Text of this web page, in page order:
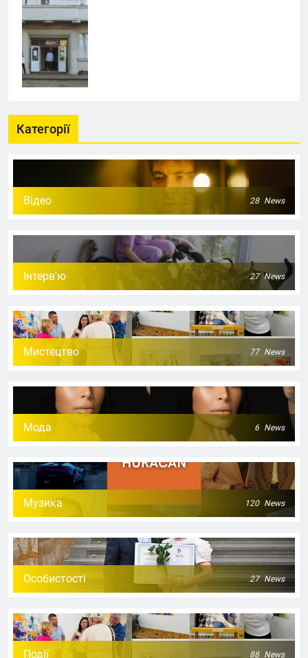
Категорії
Відео 28 News
Інтерв'ю 27 News
Мистецтво 77 News
Мода 6 News
Музика 120 News
Особистості 27 News
Події 88 News